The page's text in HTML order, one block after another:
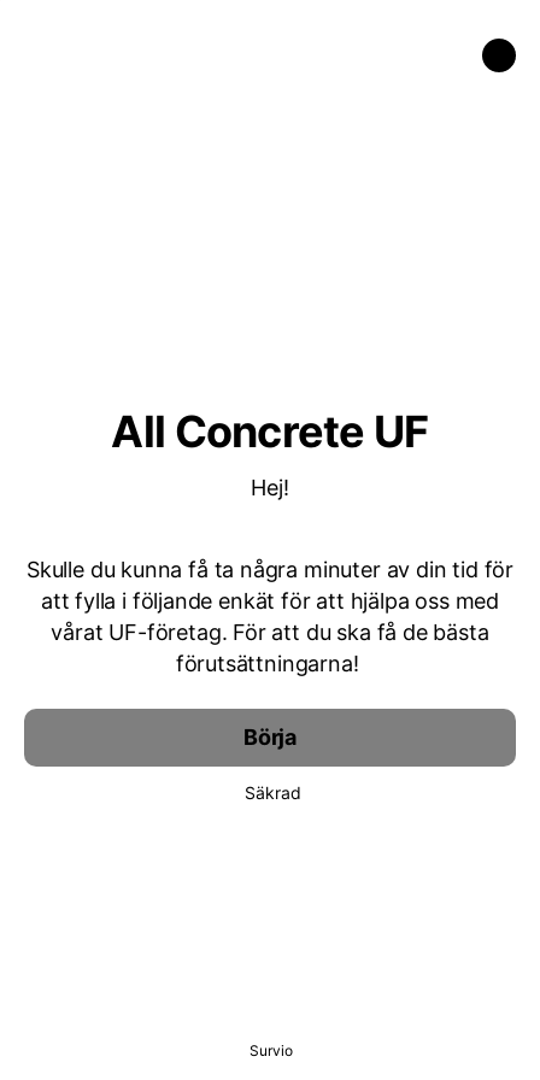
All Concrete UF
Hej!
Skulle du kunna få ta några minuter av din tid för
att fylla i följande enkät för att hjälpa oss med
vårat UF-företag. För att du ska få de bästa
förutsättningarna!
Börja
Säkrad
Survio